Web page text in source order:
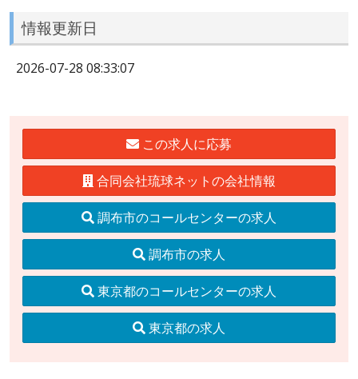
情報更新日
2026-07-28 08:33:07
この求人に応募
合同会社琉球ネットの会社情報
調布市のコールセンターの求人
調布市の求人
東京都のコールセンターの求人
東京都の求人